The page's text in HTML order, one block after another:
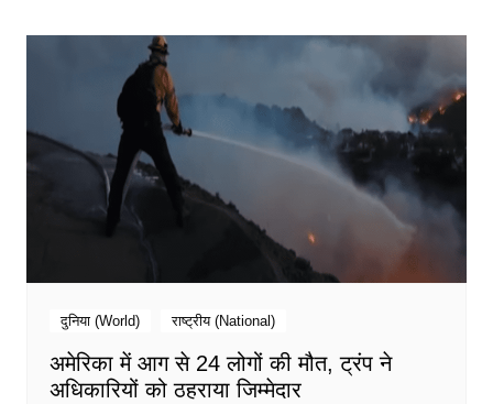
दुनिया (World) राष्ट्रीय (National)
अमेरिका में आग से 24 लोगों की मौत, ट्रंप ने
अधिकारियों को ठहराया जिम्मेदार